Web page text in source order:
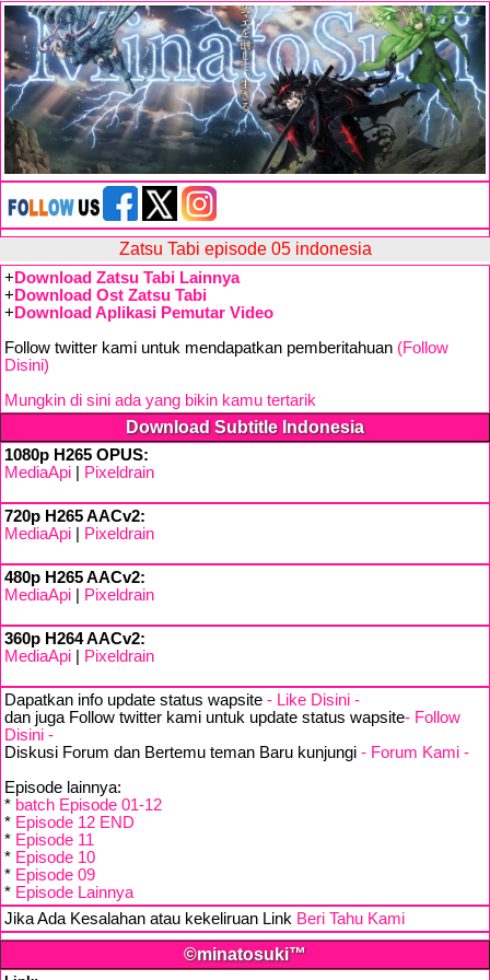
Zatsu Tabi episode 05 indonesia
+ Download Zatsu Tabi Lainnya
+ Download Ost Zatsu Tabi
+ Download Aplikasi Pemutar Video
Follow twitter kami untuk mendapatkan pemberitahuan (Follow
Disini)
Mungkin di sini ada yang bikin kamu tertarik
Download Subtitle Indonesia
1080p H265 OPUS:
MediaApi
Pixeldrain
720p H265 AACv2:
MediaApi
Pixeldrain
480p H265 AACv2:
MediaApi
Pixeldrain
360p H264 AACv2:
MediaApi
Pixeldrain
Dapatkan info update status wapsite - Like Disini -
dan juga Follow twitter kami untuk update status wapsite- Follow
Disini -
Diskusi Forum dan Bertemu teman Baru kunjungi - Forum Kami -
Episode lainnya:
* batch Episode 01-12
* Episode 12 END
* Episode 11
* Episode 10
* Episode 09
* Episode Lainnya
Jika Ada Kesalahan atau kekeliruan Link Beri Tahu Kami
©minatosuki™